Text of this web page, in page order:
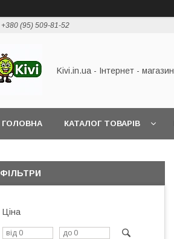
+380 (95) 509-81-52
Kivi.in.ua - Інтернет - магазин
ГОЛОВНА КАТАЛОГ ТОВАРІВ
ФІЛЬТРИ
Ціна